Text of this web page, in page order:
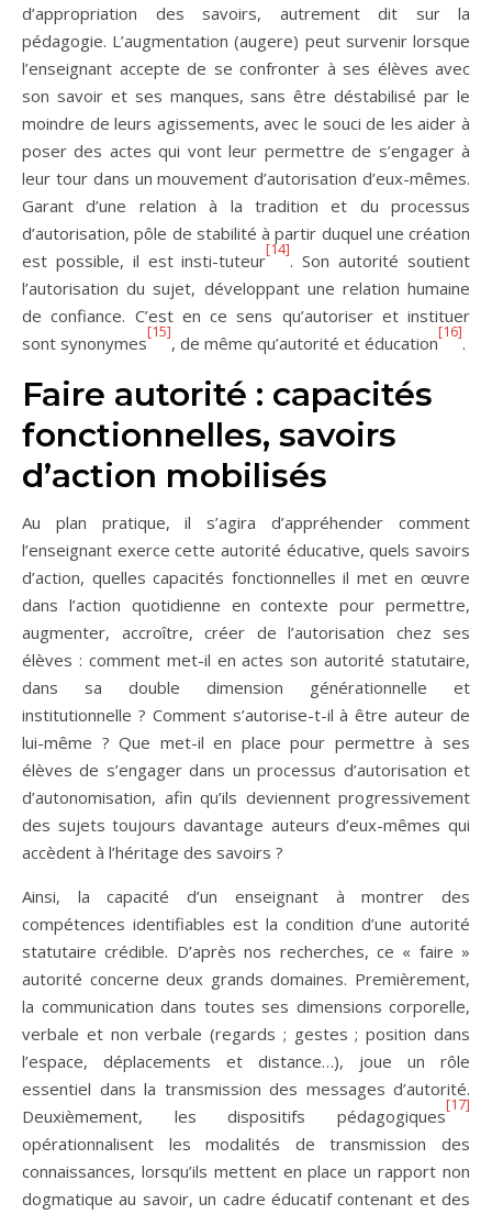
d’appropriation des savoirs, autrement dit sur la
pédagogie. L’augmentation (augere) peut survenir lorsque
l’enseignant accepte de se confronter à ses élèves avec
son savoir et ses manques, sans être déstabilisé par le
moindre de leurs agissements, avec le souci de les aider à
poser des actes qui vont leur permettre de s’engager à
leur tour dans un mouvement d’autorisation d’eux-mêmes.
Garant d’une relation à la tradition et du processus
d’autorisation, pôle de stabilité à partir duquel une création
est possible, il est insti-tuteur
[14]
. Son autorité soutient
l’autorisation du sujet, développant une relation humaine
de confiance. C’est en ce sens qu’autoriser et instituer
sont synonymes
[15]
, de même qu’autorité et éducation
[16]
.
Faire autorité : capacités
fonctionnelles, savoirs
d’action mobilisés
Au plan pratique, il s’agira d’appréhender comment
l’enseignant exerce cette autorité éducative, quels savoirs
d’action, quelles capacités fonctionnelles il met en œuvre
dans l’action quotidienne en contexte pour permettre,
augmenter, accroître, créer de l’autorisation chez ses
élèves : comment met-il en actes son autorité statutaire,
dans sa double dimension générationnelle et
institutionnelle ? Comment s’autorise-t-il à être auteur de
lui-même ? Que met-il en place pour permettre à ses
élèves de s’engager dans un processus d’autorisation et
d’autonomisation, afin qu’ils deviennent progressivement
des sujets toujours davantage auteurs d’eux-mêmes qui
accèdent à l’héritage des savoirs ?
Ainsi, la capacité d’un enseignant à montrer des
compétences identifiables est la condition d’une autorité
statutaire crédible. D’après nos recherches, ce « faire »
autorité concerne deux grands domaines. Premièrement,
la communication dans toutes ses dimensions corporelle,
verbale et non verbale (regards ; gestes ; position dans
l’espace, déplacements et distance…), joue un rôle
essentiel dans la transmission des messages d’autorité.
Deuxièmement, les dispositifs pédagogiques
[17]
opérationnalisent les modalités de transmission des
connaissances, lorsqu’ils mettent en place un rapport non
dogmatique au savoir, un cadre éducatif contenant et des